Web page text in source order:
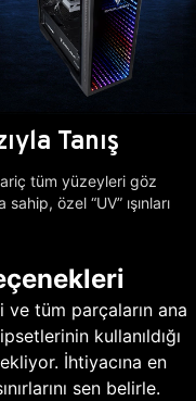
Tanış
tüm yüzeyleri göz
özel “UV” ışınları
ve tüm parçaların ana
kullanıldığı
İhtiyacına en
sen belirle.